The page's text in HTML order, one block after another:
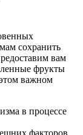
сохранить
вам
фрукты
важном
в процессе